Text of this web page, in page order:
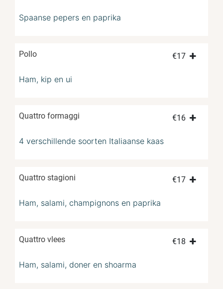
Spaanse pepers en paprika
Pollo €17
Ham, kip en ui
Quattro formaggi €16
4 verschillende soorten Italiaanse kaas
Quattro stagioni €17
Ham, salami, champignons en paprika
Quattro vlees €18
Ham, salami, doner en shoarma